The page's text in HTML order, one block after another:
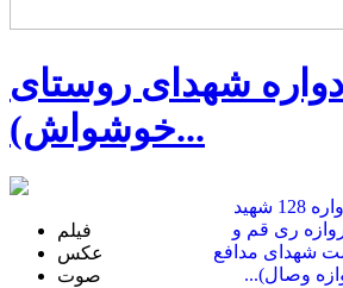
گمنام ایران (یادواره شهدای روستای
خوشواش)...
نهمین یادواره 128 شهید
ری قم و
شهدای مدافع
وصال)...
فیلم
عکس
صوت